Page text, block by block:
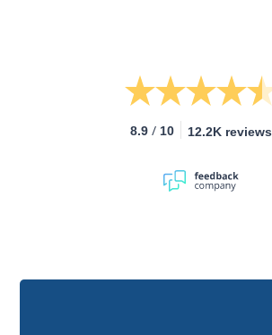
8.9 / 10 12.2K reviews